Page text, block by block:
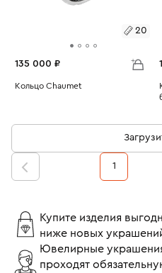
20
135 000 ₽
Размеры:
Кольцо Chaumet
1
Купите изделия
ниже новых
Ювелирные
проходят